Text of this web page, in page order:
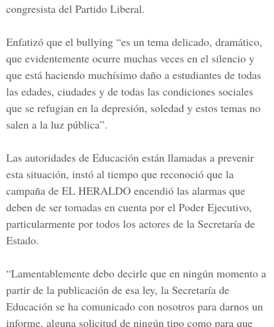
congresista del Partido Liberal.
Enfatizó que el bullying “es un tema delicado, dramático,
que evidentemente ocurre muchas veces en el silencio y
que está haciendo muchísimo daño a estudiantes de todas
las edades, ciudades y de todas las condiciones sociales
que se refugian en la depresión, soledad y estos temas no
salen a la luz pública”.
Las autoridades de Educación están llamadas a prevenir
esta situación, instó al tiempo que reconoció que la
campaña de EL HERALDO encendió las alarmas que
deben de ser tomadas en cuenta por el Poder Ejecutivo,
particularmente por todos los actores de la Secretaría de
Estado.
“Lamentablemente debo decirle que en ningún momento a
partir de la publicación de esa ley, la Secretaría de
Educación se ha comunicado con nosotros para darnos un
informe, alguna solicitud de ningún tipo como para que